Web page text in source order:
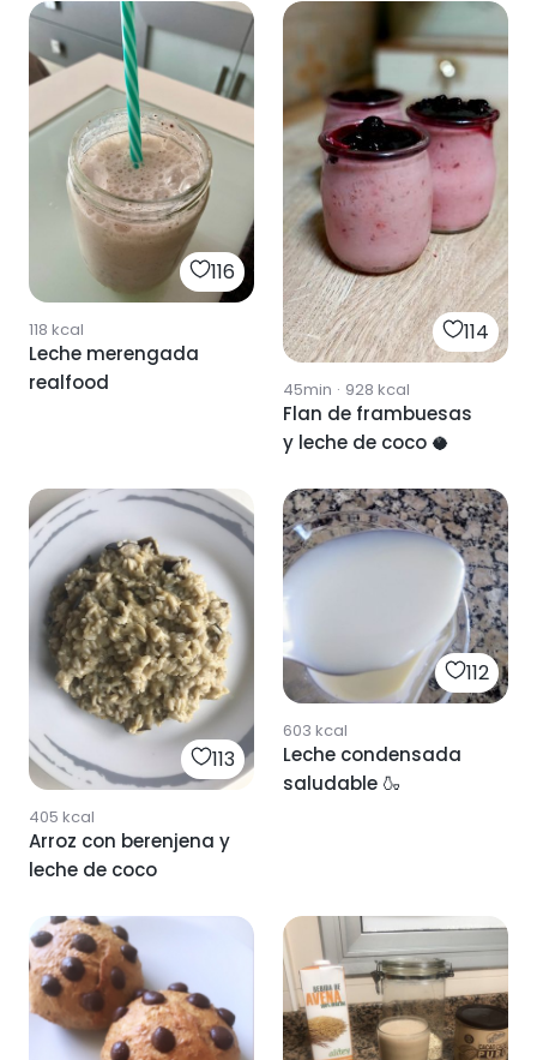
116
118 kcal
Leche merengada
realfood
114
45min · 928 kcal
Flan de frambuesas
y leche de coco 🥥
113
405 kcal
Arroz con berenjena y
leche de coco
112
603 kcal
Leche condensada
saludable 🍶